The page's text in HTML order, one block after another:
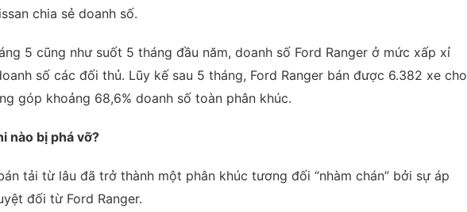
chia sẻ doanh số.
5 cũng như suốt 5 tháng đầu năm, doanh số Ford Ranger ở mức xấp xỉ
số các đối thủ. Lũy kế sau 5 tháng, Ford Ranger bán được 6.382 xe cho
góp khoảng 68,6% doanh số toàn phân khúc.
nào bị phá vỡ?
tải từ lâu đã trở thành một phân khúc tương đối “nhàm chán” bởi sự áp
đối từ Ford Ranger.